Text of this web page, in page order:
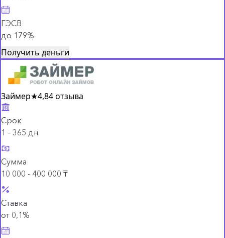
ГЭСВ
до 179%
Получить деньги
Займер★4,84 отзыва
Срок
1 – 365 дн.
Сумма
10 000 - 400 000 ₸
Ставка
от 0,1%